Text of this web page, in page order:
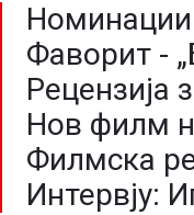
Номинации
Фаворит -
Рецензија
Нов филм
Филмска
Интервју: